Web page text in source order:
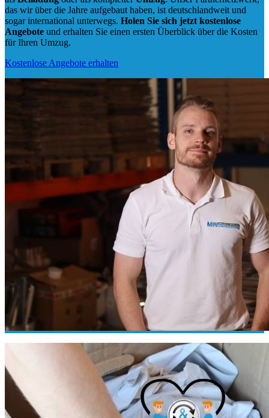
das wir über die Jahre aufgebaut haben, ist deutschlandweit und
sogar international unterwegs. Holen Sie sich jetzt kostenlose
Angebote und erhalten Sie einen ersten Überblick über die Kosten
für Ihren Umzug.
Kostenlose Angebote erhalten